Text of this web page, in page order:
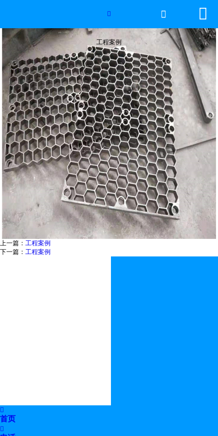
网站首页
2026年国际足联世界杯
产品中心
服务优势
新闻资讯
工程案例
厂容厂景
荣誉资质
联系我们

工程案例
 
上一篇： 工程案例
下一篇： 工程案例

首页
